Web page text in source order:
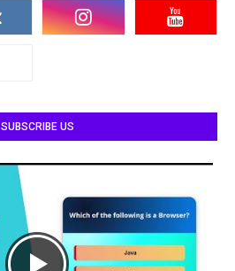
SUBSCRIBE US